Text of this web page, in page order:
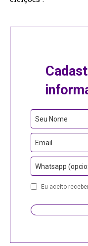
Seu Nome
Email
Whatsapp
EmailEu aceito